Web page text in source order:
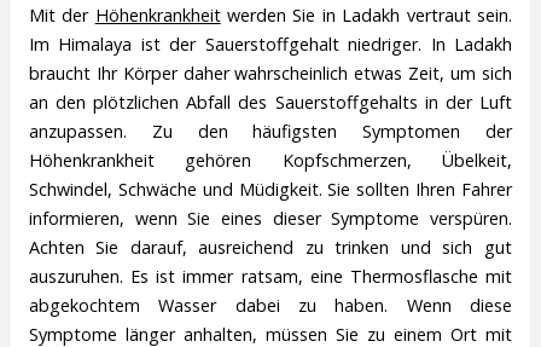
Mit der Höhenkrankheitwerden Sie in Ladakh vertraut sein.
Im Himalaya ist der Sauerstoffgehalt niedriger. In Ladakh
braucht Ihr Körper daher wahrscheinlich etwas Zeit, um sich
an den plötzlichen Abfall des Sauerstoffgehalts in der Luft
anzupassen. Zu den häufigsten Symptomen der
Höhenkrankheit gehören Kopfschmerzen, Übelkeit,
Schwindel, Schwäche und Müdigkeit. Sie sollten Ihren Fahrer
informieren, wenn Sie eines dieser Symptome verspüren.
Achten Sie darauf, ausreichend zu trinken und sich gut
auszuruhen. Es ist immer ratsam, eine Thermosflasche mit
abgekochtem Wasser dabei zu haben. Wenn diese
Symptome länger anhalten, müssen Sie zu einem Ort mit